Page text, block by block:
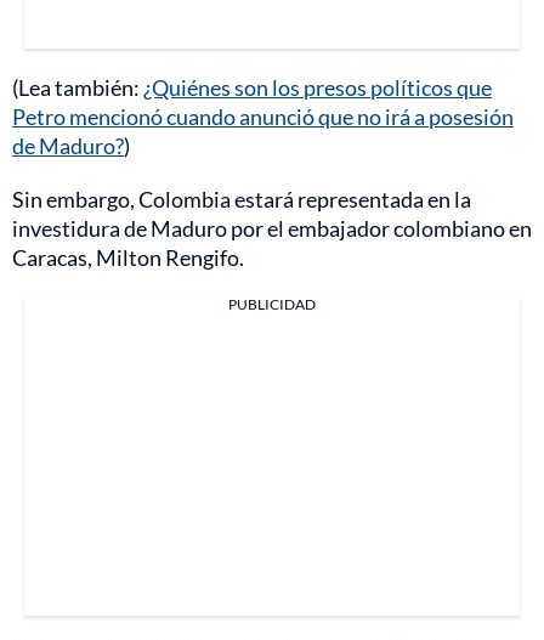
(Lea también: ¿Quiénes son los presos políticos que
Petro mencionó cuando anunció que no irá a posesión
de Maduro?)
Sin embargo, Colombia estará representada en la
investidura de Maduro por el embajador colombiano en
Caracas, Milton Rengifo.
PUBLICIDAD